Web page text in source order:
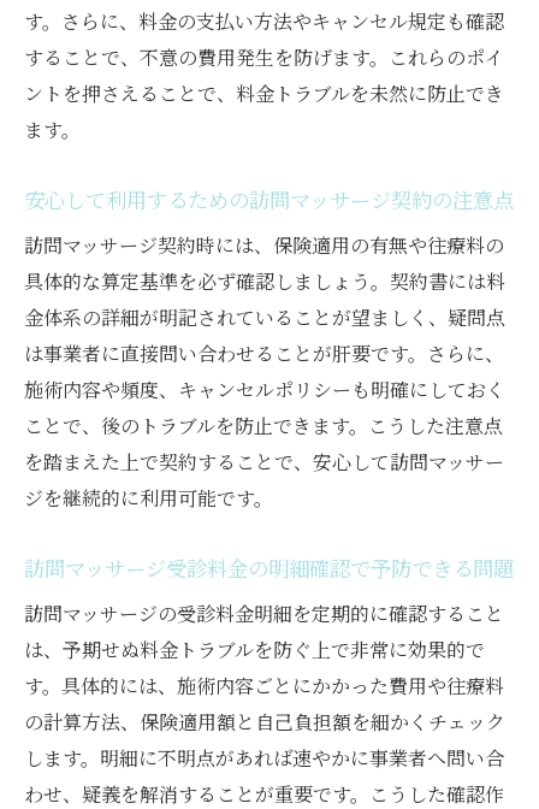
す。さらに、料金の支払い方法やキャンセル規定も確認
することで、不意の費用発生を防げます。これらのポイ
ントを押さえることで、料金トラブルを未然に防止でき
ます。
安心して利用するための訪問マッサージ契約の注意点
訪問マッサージ契約時には、保険適用の有無や往療料の
具体的な算定基準を必ず確認しましょう。契約書には料
金体系の詳細が明記されていることが望ましく、疑問点
は事業者に直接問い合わせることが肝要です。さらに、
施術内容や頻度、キャンセルポリシーも明確にしておく
ことで、後のトラブルを防止できます。こうした注意点
を踏まえた上で契約することで、安心して訪問マッサー
ジを継続的に利用可能です。
訪問マッサージ受診料金の明細確認で予防できる問題
訪問マッサージの受診料金明細を定期的に確認すること
は、予期せぬ料金トラブルを防ぐ上で非常に効果的で
す。具体的には、施術内容ごとにかかった費用や往療料
の計算方法、保険適用額と自己負担額を細かくチェック
します。明細に不明点があれば速やかに事業者へ問い合
わせ、疑義を解消することが重要です。こうした確認作